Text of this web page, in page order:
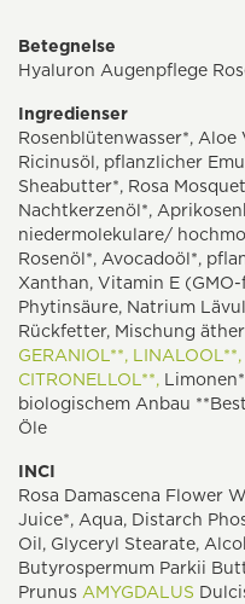
Betegnelse
Hyaluron Augenpflege
Ingredienser
Rosenblütenwasser*, Aloe
Ricinusöl, pflanzlicher
Sheabutter*, Rosa
Nachtkerzenöl*,
niedermolekulare/
Rosenöl*, Avocadoöl*,
Xanthan, Vitamin E
Phytinsäure, Natrium
Rückfetter, Mischung
GERANIOL**, LINALOOL**,
CITRONELLOL**,
biologischem Anbau
Öle
INCI
Rosa Damascena Flower
Juice*, Aqua, Distarch
Oil, Glyceryl Stearate,
Butyrospermum Parkii
Prunus AMYGDALUS